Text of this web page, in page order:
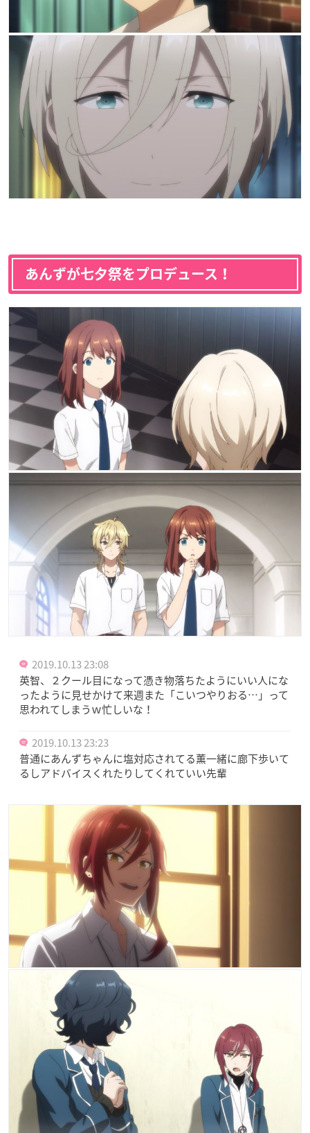
あんずが七夕祭をプロデュース！
2019.10.13 23:08
英智、２クール目になって憑き物落ちたようにいい人にな
ったように見せかけて来週また「こいつやりおる…」って
思われてしまうｗ忙しいな！
2019.10.13 23:23
普通にあんずちゃんに塩対応されてる薫一緒に廊下歩いて
るしアドバイスくれたりしてくれていい先輩